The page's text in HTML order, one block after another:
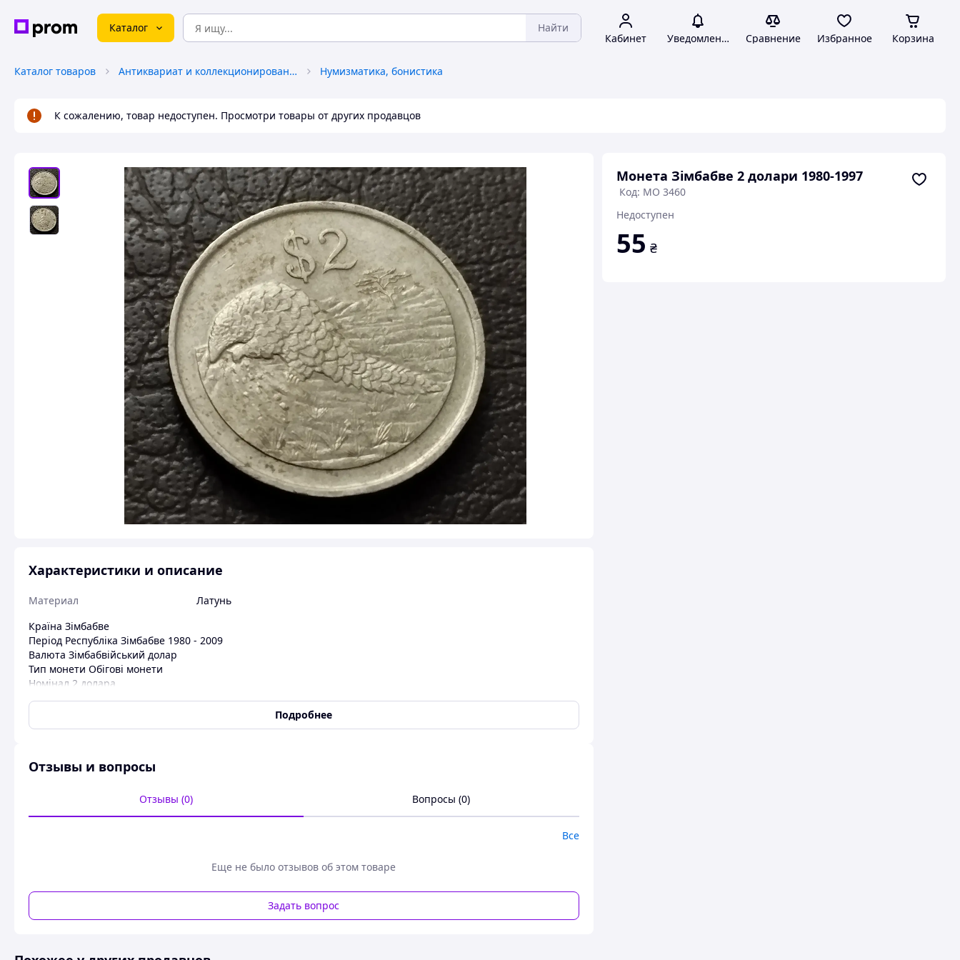
Каталог Найти
Кабинет Уведомления Сравнение Избранное Корзина
Каталог товаров Антиквариат и коллекционирование Нумизматика, бонистика
К сожалению, товар недоступен. Просмотри товары от других продавцов
Монета Зімбабве 2 долари 1980-1997
Код: МО 3460
Недоступен
55 ₴
Характеристики и описание
Материал
Латунь
Країна Зімбабве
Період Республіка Зімбабве 1980 - 2009
Валюта Зімбабвійський долар
Тип монети Обігові монети
Номінал 2 долара
Гурт Ребристий
Аверс/реверс Медальне (0°)
Діаметр (mm) 24,5
Подробнее
Отзывы и вопросы
Отзывы (0) Вопросы (0)
Все
Еще не было отзывов об этом товаре
Задать вопрос